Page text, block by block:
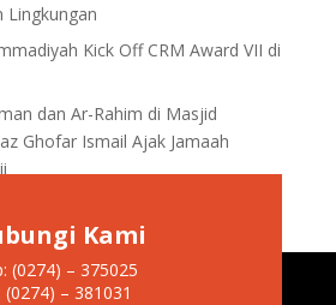
Lingkungan
Kick Off CRM Award VII di
dan Ar-Rahim di Masjid
Ghofar Ismail Ajak Jamaah
Kami
(0274) – 375025
(0274) – 381031